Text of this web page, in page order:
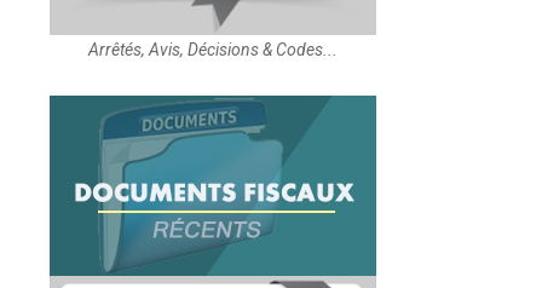
Arrêtés, Avis, Décisions & Codes...